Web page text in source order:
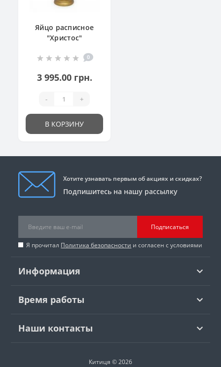
Яйцо расписное
"Христос"
0
3 995.00 грн.
- +
В КОРЗИНУ
Хотите узнавать первым об акциях и скидках?
Подпишитесь на нашу рассылку
Подписаться
Я прочитал Политика безопасности и согласен с условиями
Информация
Время работы
Наши контакты
Китиця © 2026